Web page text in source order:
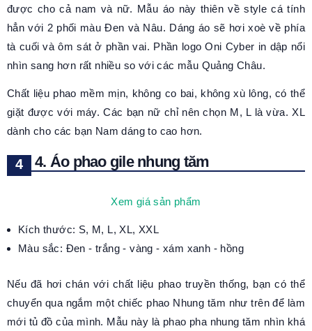
được cho cả nam và nữ. Mẫu áo này thiên về style cá tính
hẳn với 2 phối màu Đen và Nâu. Dáng áo sẽ hơi xoè về phía
tà cuối và ôm sát ở phần vai. Phần logo Oni Cyber in dập nổi
nhìn sang hơn rất nhiều so với các mẫu Quảng Châu.
Chất liệu phao mềm mịn, không co bai, không xù lông, có thể
giặt được với máy. Các bạn nữ chỉ nên chọn M, L là vừa. XL
dành cho các bạn Nam dáng to cao hơn.
4. Áo phao gile nhung tăm
Xem giá sản phẩm
Kích thước: S, M, L, XL, XXL
Màu sắc: Đen - trắng - vàng - xám xanh - hồng
Nếu đã hơi chán với chất liệu phao truyền thống, bạn có thể
chuyển qua ngắm một chiếc phao Nhung tăm như trên để làm
mới tủ đồ của mình. Mẫu này là phao pha nhung tăm nhìn khá